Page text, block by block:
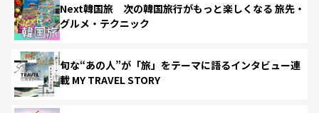
Next韓国旅 次の韓国旅行がもっと楽しくなる 旅先・
グルメ・テクニック
旬な“あの人”が「旅」をテーマに語るインタビュー連
載 MY TRAVEL STORY